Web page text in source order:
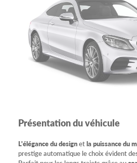
Présentation du véhicule
L'élégance du designetla puissance du
prestige automatique le choix évident